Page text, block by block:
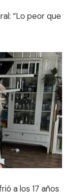
“Lo peor que
a los 17 años